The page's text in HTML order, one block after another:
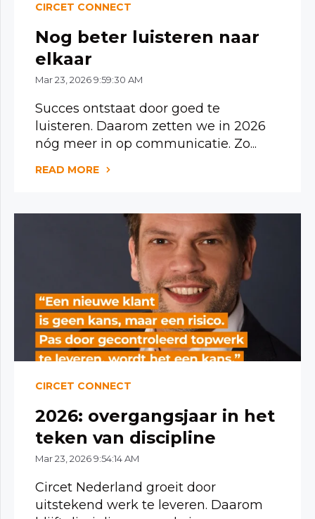
CIRCET CONNECT
Nog beter luisteren naar
elkaar
Mar 23, 2026 9:59:30 AM
Succes ontstaat door goed te
luisteren. Daarom zetten we in 2026
nóg meer in op communicatie. Zo...
READ MORE
CIRCET CONNECT
2026: overgangsjaar in het
teken van discipline
Mar 23, 2026 9:54:14 AM
Circet Nederland groeit door
uitstekend werk te leveren. Daarom